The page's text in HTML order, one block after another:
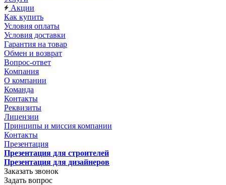
Акции
Как купить
Условия оплаты
Условия доставки
Гарантия на товар
Обмен и возврат
Вопрос-ответ
Компания
О компании
Команда
Контакты
Реквизиты
Лицензии
Принципы и миссия компании
Контакты
Презентация
Презентация для строителей
Презентация для дизайнеров
Заказать звонок
Задать вопрос